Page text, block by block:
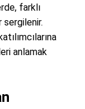
farklı
anlamak